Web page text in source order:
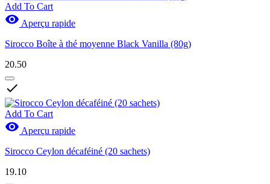
Add To Cart
 Aperçu rapide
Sirocco Boîte à thé moyenne Black Vanilla (80g)
20.50

Add To Cart
 Aperçu rapide
Sirocco Ceylon décaféiné (20 sachets)
19.10